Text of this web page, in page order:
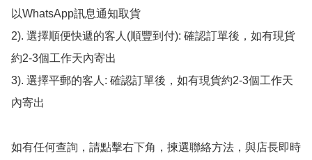
以WhatsApp訊息通知取貨
2). 選擇順便快遞的客人(順豐到付): 確認訂單後，如有現貨
約2-3個工作天內寄出
3). 選擇平郵的客人: 確認訂單後，如有現貨約2-3個工作天
內寄出
如有任何查詢，請點擊右下角，揀選聯絡方法，與店長即時